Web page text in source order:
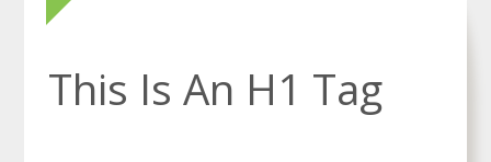
This Is An H1 Tag